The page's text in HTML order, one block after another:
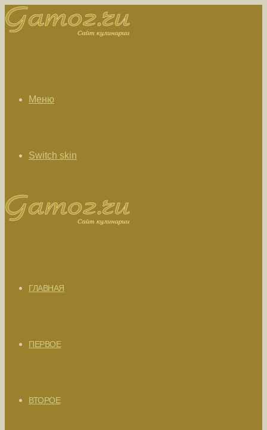
Меню
Switch skin
ГЛАВНАЯ
ПЕРВОЕ
ВТОРОЕ